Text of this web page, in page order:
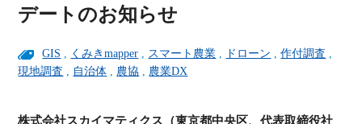
デートのお知らせ
GIS , くみきmapper , スマート農業 , ドローン ,作付調査 ,
現地調査 , 自治体 , 農協 , 農業DX
株式会社スカイマティクス（東京都中央区、代表取締役社